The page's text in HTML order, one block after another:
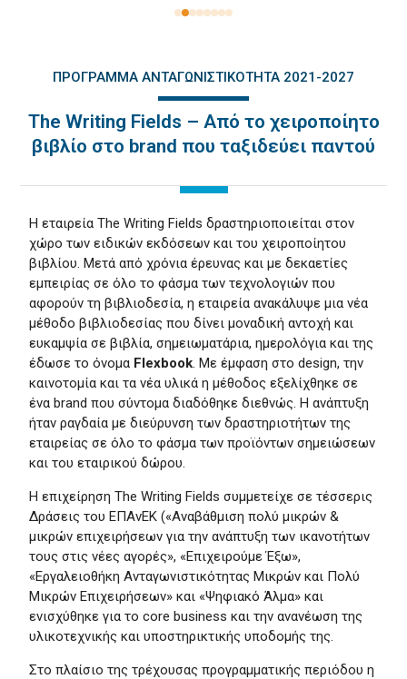
ΠΡΌΓΡΑΜΜΑ ΑΝΤΑΓΩΝΙΣΤΙΚΌΤΗΤΑ 2021-2027
The Writing Fields – Από το χειροποίητο
βιβλίο στο brand που ταξιδεύει παντού
Η εταιρεία The Writing Fields δραστηριοποιείται στον
χώρο των ειδικών εκδόσεων και του χειροποίητου
βιβλίου. Μετά από χρόνια έρευνας και µε δεκαετίες
εµπειρίας σε όλο το φάσµα των τεχνολογιών που
αφορούν τη βιβλιοδεσία, η εταιρεία ανακάλυψε µια νέα
µέθοδο βιβλιοδεσίας που δίνει µοναδική αντοχή και
ευκαμψία σε βιβλία, σημειωματάρια, ημερολόγια και της
έδωσε το όνομα Flexbook . Με έμφαση στο design, την
καινοτομία και τα νέα υλικά η µέθοδος εξελίχθηκε σε
ένα brand που σύντομα διαδόθηκε διεθνώς. Η ανάπτυξη
ήταν ραγδαία με διεύρυνση των δραστηριοτήτων της
εταιρείας σε όλο το φάσμα των προϊόντων σημειώσεων
και του εταιρικού δώρου.
Η επιχείρηση The Writing Fields συμμετείχε σε τέσσερις
Δράσεις του ΕΠΑνΕΚ («Αναβάθμιση πολύ μικρών &
μικρών επιχειρήσεων για την ανάπτυξη των ικανοτήτων
τους στις νέες αγορές», «Επιχειρούμε Έξω»,
«Εργαλειοθήκη Ανταγωνιστικότητας Μικρών και Πολύ
Μικρών Επιχειρήσεων» και «Ψηφιακό Άλμα» και
ενισχύθηκε για το core business και την ανανέωση της
υλικοτεχνικής και υποστηρικτικής υποδομής της.
Στο πλαίσιο της τρέχουσας προγραμματικής περιόδου η